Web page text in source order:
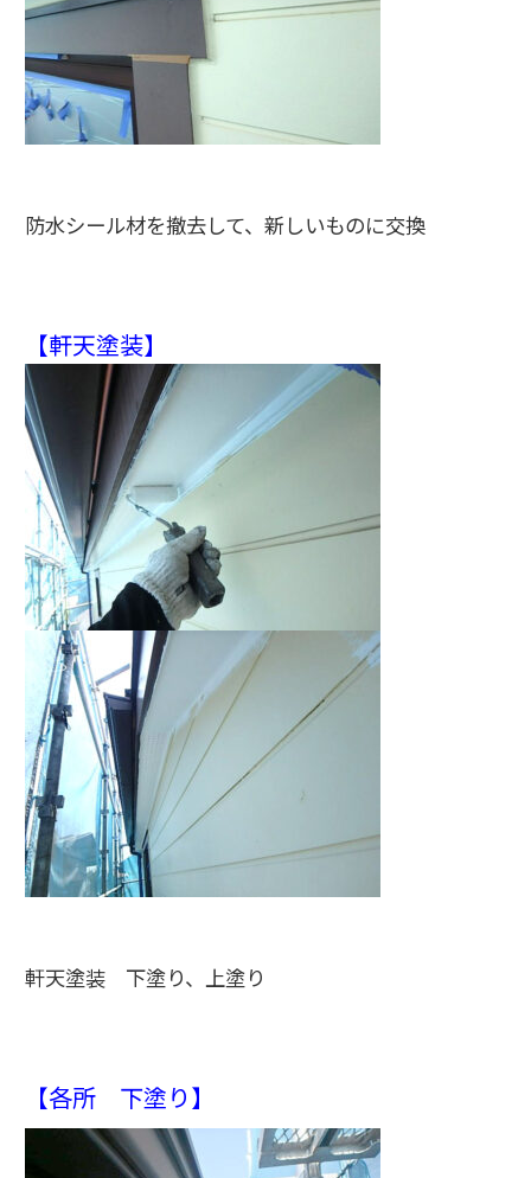
防水シール材を撤去して、新しいものに交換
【軒天塗装】
軒天塗装 下塗り、上塗り
【各所 下塗り】